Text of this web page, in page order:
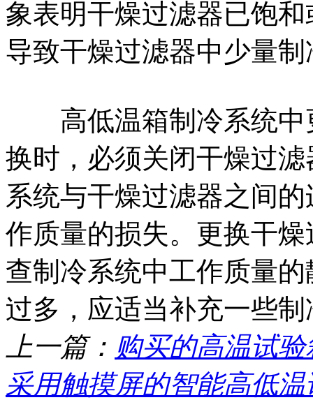
象表明干燥过滤器已饱
导致干燥过滤器中少量
高低温箱制冷系统中
换时，必须关闭干燥过
系统与干燥过滤器之间
作质量的损失。更换干
查制冷系统中工作质量
过多，应适当补充一些
上一篇： 购买的高温试
采用触摸屏的智能高低